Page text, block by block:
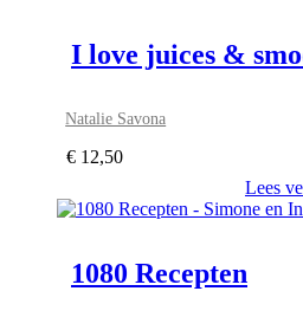
I love juices &
Natalie Savona
€ 12,50
Lees
1080 Recepten